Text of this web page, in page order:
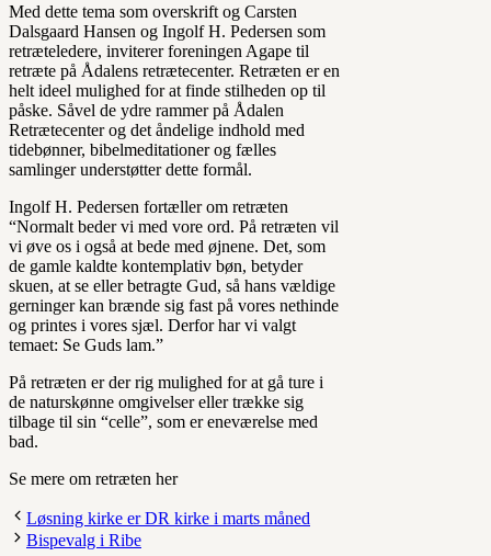
Med dette tema som overskrift og Carsten
Dalsgaard Hansen og Ingolf H. Pedersen som
retræteledere, inviterer foreningen Agape til
retræte på Ådalens retrætecenter. Retræten er en
helt ideel mulighed for at finde stilheden op til
påske. Såvel de ydre rammer på Ådalen
Retrætecenter og det åndelige indhold med
tidebønner, bibelmeditationer og fælles
samlinger understøtter dette formål.
Ingolf H. Pedersen fortæller om retræten
“Normalt beder vi med vore ord. På retræten vil
vi øve os i også at bede med øjnene. Det, som
de gamle kaldte kontemplativ bøn, betyder
skuen, at se eller betragte Gud, så hans vældige
gerninger kan brænde sig fast på vores nethinde
og printes i vores sjæl. Derfor har vi valgt
temaet: Se Guds lam.”
På retræten er der rig mulighed for at gå ture i
de naturskønne omgivelser eller trække sig
tilbage til sin “celle”, som er eneværelse med
bad.
Se mere om retræten her
Løsning kirke er DR kirke i marts måned
Bispevalg i Ribe